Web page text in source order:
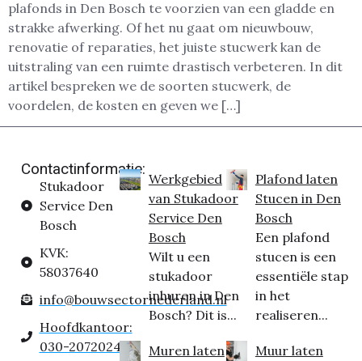
plafonds in Den Bosch te voorzien van een gladde en
strakke afwerking. Of het nu gaat om nieuwbouw,
renovatie of reparaties, het juiste stucwerk kan de
uitstraling van een ruimte drastisch verbeteren. In dit
artikel bespreken we de soorten stucwerk, de
voordelen, de kosten en geven we […]
Contactinformatie:
Stukadoor
Service Den
Bosch
KVK:
58037640
info@bouwsectornederland.nl
Hoofdkantoor:
030-2072024
Werkgebied
van Stukadoor
Service Den
Bosch
Wilt u een
stukadoor
inhuren in Den
Bosch? Dit is...
Muren laten
Plafond laten
Stucen in Den
Bosch
Een plafond
stucen is een
essentiële stap
in het
realiseren...
Muur laten